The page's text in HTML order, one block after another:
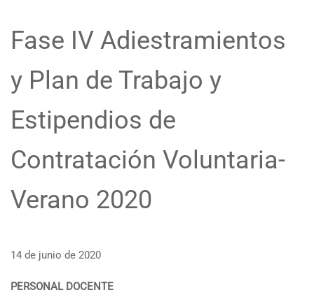
Fase IV Adiestramientos
y Plan de Trabajo y
Estipendios de
Contratación Voluntaria-
Verano 2020
14 de junio de 2020
PERSONAL DOCENTE